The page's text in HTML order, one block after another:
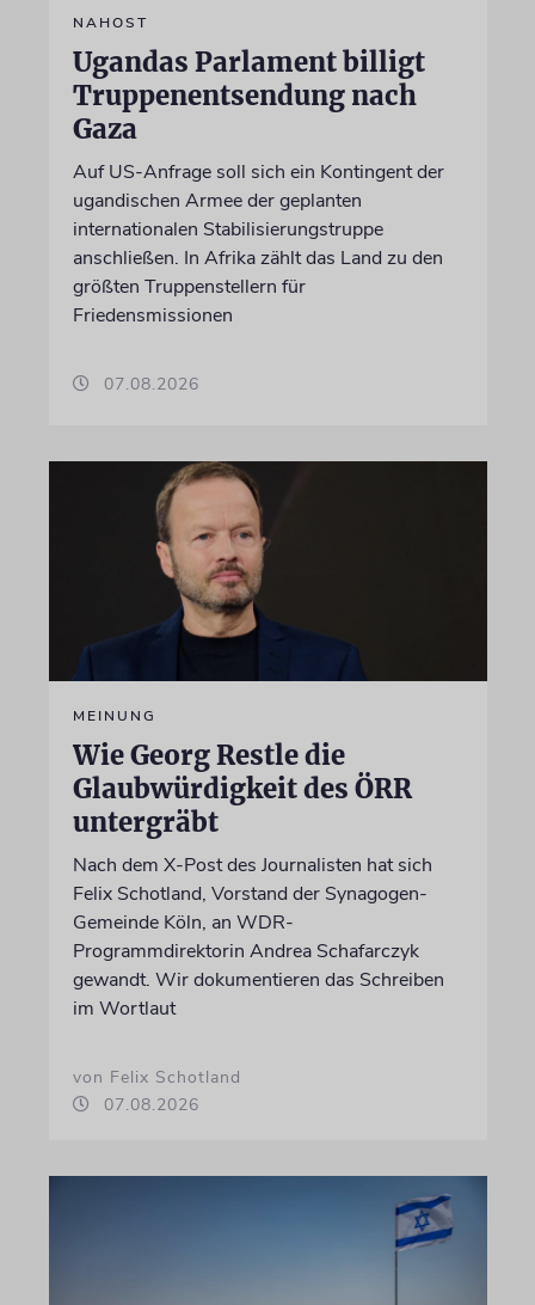
NAHOST
Ugandas Parlament billigt
Truppenentsendung nach
Gaza
Auf US-Anfrage soll sich ein Kontingent der
ugandischen Armee der geplanten
internationalen Stabilisierungstruppe
anschließen. In Afrika zählt das Land zu den
größten Truppenstellern für
Friedensmissionen
07.08.2026
MEINUNG
Wie Georg Restle die
Glaubwürdigkeit des ÖRR
untergräbt
Nach dem X-Post des Journalisten hat sich
Felix Schotland, Vorstand der Synagogen-
Gemeinde Köln, an WDR-
Programmdirektorin Andrea Schafarczyk
gewandt. Wir dokumentieren das Schreiben
im Wortlaut
von Felix Schotland
07.08.2026